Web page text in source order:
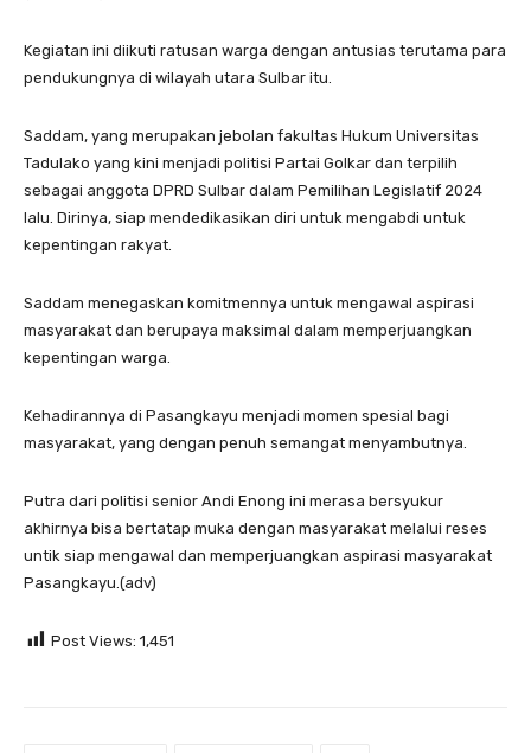
Kegiatan ini diikuti ratusan warga dengan antusias terutama para
pendukungnya di wilayah utara Sulbar itu.
Saddam, yang merupakan jebolan fakultas Hukum Universitas
Tadulako yang kini menjadi politisi Partai Golkar dan terpilih
sebagai anggota DPRD Sulbar dalam Pemilihan Legislatif 2024
lalu. Dirinya, siap mendedikasikan diri untuk mengabdi untuk
kepentingan rakyat.
Saddam menegaskan komitmennya untuk mengawal aspirasi
masyarakat dan berupaya maksimal dalam memperjuangkan
kepentingan warga.
Kehadirannya di Pasangkayu menjadi momen spesial bagi
masyarakat, yang dengan penuh semangat menyambutnya.
Putra dari politisi senior Andi Enong ini merasa bersyukur
akhirnya bisa bertatap muka dengan masyarakat melalui reses
untik siap mengawal dan memperjuangkan aspirasi masyarakat
Pasangkayu.(adv)
Post Views: 1,451